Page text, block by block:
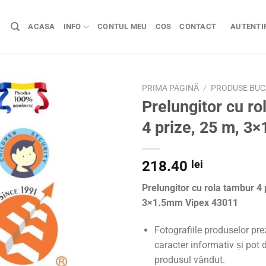
ACASA INFO CONTUL MEU COS CONTACT
PRIMA PAGINĂ / PRODUSE
Prelungitor cu
4 prize, 25 m,
218.40 lei
Prelungitor cu rola tambur 4
3×1.5mm Vipex 43011
Fotografiile produselor
caracter informativ și pot
produsul vândut.